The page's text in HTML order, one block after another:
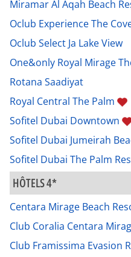
Miramar Al Aqah Beach
Oclub Experience The
Oclub Select Ja Lake View
One&only Royal Mirage
Rotana Saadiyat
Royal Central The Palm
Sofitel Dubai Downtown
Sofitel Dubai Jumeirah
Sofitel Dubai The Palm
HÔTELS 4*
Centara Mirage Beach
Club Coralia Centara
Club Framissima Evasion